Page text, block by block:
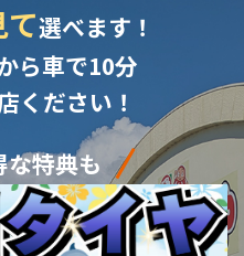
選べます！
ら車で10分
ください！
特典も